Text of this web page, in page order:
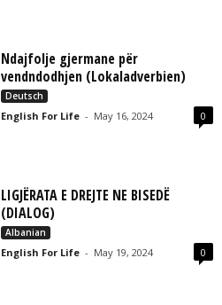
Ndajfolje gjermane për
vendndodhjen (Lokaladverbien)
Deutsch
English For Life - May 16, 2024 0
LIGJËRATA E DREJTE NE BISEDË
(DIALOG)
Albanian
English For Life - May 19, 2024 0